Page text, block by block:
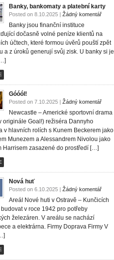
Banky, bankomaty a platební karty
Posted on 8.10.2025 | Žádný komentář
Banky jsou finanční instituce
dočasně volné peníze klientů na
účtech, které formou úvěrů pouští zpět
a z úroků generují svůj zisk. U banky si je
Góóól!
Posted on 7.10.2025 | Žádný komentář
Newcastle – Americké sportovní drama
originále Goal!) režiséra Dannyho
v hlavních rolích s Kunem Beckerem jako
Munezem a Alessandrem Nivolou jako
Harrisem zasazené do prostředí […]
Nová huť
Posted on 6.10.2025 | Žádný komentář
Areál Nové huti v Ostravě – Kunčicích
v roce 1942 pro potřeby
železáren. V areálu se nachází
a elektrárna. Firmy Doprava Firmy V